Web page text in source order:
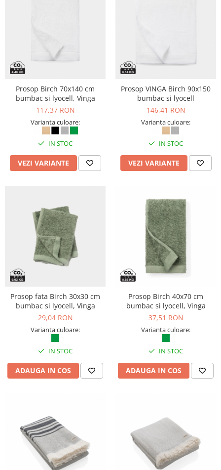
Prosop Birch 70x140 cm
bumbac si lyocell, Vinga
117,37 RON
Varianta culoare:
IN STOC
VEZI VARIANTE
Prosop VINGA Birch 90x150
bumbac si lyocell
146,41 RON
Varianta culoare:
IN STOC
VEZI VARIANTE
Prosop fata Birch 30x30 cm
bumbac si lyocell, Vinga
29,04 RON
Varianta culoare:
IN STOC
ADAUGA IN COS
Prosop Birch 40x70 cm
bumbac si lyocell, Vinga
37,51 RON
Varianta culoare:
IN STOC
ADAUGA IN COS